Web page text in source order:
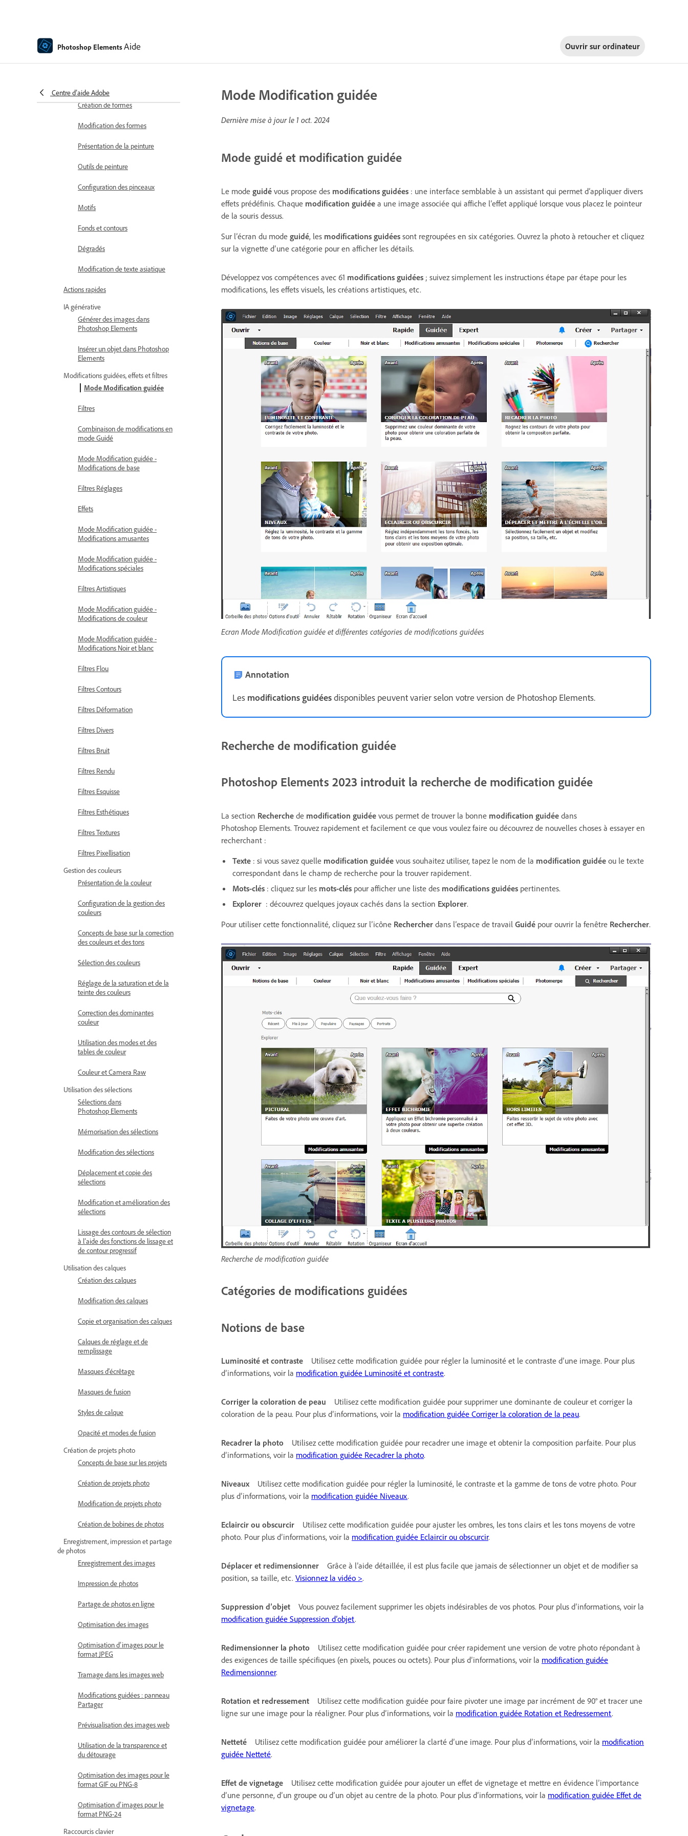
Photoshop ElementsAide Ouvrir sur ordinateur
Centre d’aide Adobe
Création de formes
Modification des formes
Présentation de la peinture
Outils de peinture
Configuration des pinceaux
Motifs
Fonds et contours
Dégradés
Modification de texte asiatique
Actions rapides
IA générative
Générer des images dans
Photoshop Elements
Insérer un objet dans Photoshop
Elements
Modifications guidées, effets et filtres
Mode Modification guidée
Filtres
Combinaison de modifications en
mode Guidé
Mode Modification guidée -
Modifications de base
Filtres Réglages
Effets
Mode Modification guidée -
Modifications amusantes
Mode Modification guidée -
Modifications spéciales
Filtres Artistiques
Mode Modification guidée -
Modifications de couleur
Mode Modification guidée -
Modifications Noir et blanc
Filtres Flou
Filtres Contours
Filtres Déformation
Filtres Divers
Filtres Bruit
Filtres Rendu
Filtres Esquisse
Filtres Esthétiques
Filtres Textures
Filtres Pixellisation
Gestion des couleurs
Présentation de la couleur
Configuration de la gestion des
couleurs
Concepts de base sur la correction
des couleurs et des tons
Sélection des couleurs
Réglage de la saturation et de la
teinte des couleurs
Correction des dominantes
couleur
Utilisation des modes et des
tables de couleur
Couleur et Camera Raw
Utilisation des sélections
Sélections dans
Photoshop Elements
Mémorisation des sélections
Modification des sélections
Déplacement et copie des
sélections
Modification et amélioration des
sélections
Lissage des contours de sélection
à l’aide des fonctions de lissage et
de contour progressif
Utilisation des calques
Création des calques
Modification des calques
Copie et organisation des calques
Calques de réglage et de
remplissage
Masques d'écrêtage
Masques de fusion
Styles de calque
Opacité et modes de fusion
Création de projets photo
Concepts de base sur les projets
Création de projets photo
Modification de projets photo
Création de bobines de photos
Enregistrement, impression et partage
de photos
Enregistrement des images
Impression de photos
Partage de photos en ligne
Optimisation des images
Optimisation d’images pour le
format JPEG
Tramage dans les images web
Modifications guidées : panneau
Partager
Prévisualisation des images web
Utilisation de la transparence et
du détourage
Optimisation des images pour le
format GIF ou PNG-8
Optimisation d’images pour le
format PNG-24
Raccourcis clavier
Mode Modification guidée
Dernière mise à jour le 1 oct. 2024
Mode guidé et modification guidée
Le mode guidé vous propose des modifications guidées : une interface semblable à un assistant qui permet d’appliquer divers
effets prédéfinis. Chaque modification guidée a une image associée qui affiche l’effet appliqué lorsque vous placez le pointeur
de la souris dessus.
Sur l’écran du mode guidé, les modifications guidées sont regroupées en six catégories. Ouvrez la photo à retoucher et cliquez
sur la vignette d’une catégorie pour en afficher les détails.
Développez vos compétences avec 61 modifications guidées ; suivez simplement les instructions étape par étape pour les
modifications, les effets visuels, les créations artistiques, etc.
Ecran Mode Modification guidée et différentes catégories de modifications guidées
Annotation
Les modifications guidéesdisponibles peuvent varier selon votre version de Photoshop Elements.
Recherche de modification guidée
Photoshop Elements 2023 introduit la recherche de modification guidée
La section Recherche de modification guidée vous permet de trouver la bonne modification guidée dans
Photoshop Elements. Trouvez rapidement et facilement ce que vous voulez faire ou découvrez de nouvelles choses à essayer en
recherchant :
Texte : si vous savez quelle modification guidée vous souhaitez utiliser, tapez le nom de la modification guidée ou le texte
correspondant dans le champ de recherche pour la trouver rapidement.
Mots-clés : cliquez sur les mots-clés pour afficher une liste des modifications guidées pertinentes.
Explorer : découvrez quelques joyaux cachés dans la section Explorer.
Pour utiliser cette fonctionnalité, cliquez sur l’icône Rechercher dans l’espace de travail Guidé pour ouvrir la fenêtre Rechercher.
Recherche de modification guidée
Catégories de modifications guidées
Notions de base
Luminosité et contraste
Utilisez cette modification guidée pour régler la luminosité et le contraste d’une image. Pour plus
d’informations, voir la modification guidée Luminosité et contraste.
Corriger la coloration de peau
Utilisez cette modification guidée pour supprimer une dominante de couleur et corriger la
coloration de la peau. Pour plus d’informations, voir la modification guidée Corriger la coloration de la peau.
Recadrer la photo
Utilisez cette modification guidée pour recadrer une image et obtenir la composition parfaite. Pour plus
d’informations, voir la modification guidée Recadrer la photo.
Niveaux
Utilisez cette modification guidée pour régler la luminosité, le contraste et la gamme de tons de votre photo. Pour
plus d’informations, voir la modification guidée Niveaux.
Eclaircir ou obscurcir
Utilisez cette modification guidée pour ajuster les ombres, les tons clairs et les tons moyens de votre
photo. Pour plus d’informations, voir la modification guidée Eclaircir ou obscurcir.
Déplacer et redimensionner
Grâce à l’aide détaillée, il est plus facile que jamais de sélectionner un objet et de modifier sa
position, sa taille, etc. Visionnez la vidéo >.
Suppression d’objet
Vous pouvez facilement supprimer les objets indésirables de vos photos. Pour plus d’informations, voir la
modification guidée Suppression d’objet.
Redimensionner la photo
Utilisez cette modification guidée pour créer rapidement une version de votre photo répondant à
des exigences de taille spécifiques (en pixels, pouces ou octets). Pour plus d’informations, voir la modification guidée
Redimensionner.
Rotation et redressement
Utilisez cette modification guidée pour faire pivoter une image par incrément de 90° et tracer une
ligne sur une image pour la réaligner. Pour plus d’informations, voir la modification guidée Rotation et Redressement.
Netteté Utilisez cette modification guidée pour améliorer la clarté d’une image. Pour plus d’informations, voir la modification
guidée Netteté.
Effet de vignetage
Utilisez cette modification guidée pour ajouter un effet de vignetage et mettre en évidence l’importance
d’une personne, d’un groupe ou d’un objet au centre de la photo. Pour plus d’informations, voir la modification guidée Effet de
vignetage.